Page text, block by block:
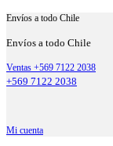
Envíos a todo Chile
Envíos a todo Chile
Ventas +569 7122 2038
+569 7122 2038
Mi cuenta